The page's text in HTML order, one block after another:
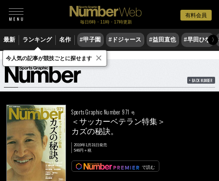
有料会員
毎日6時・11時・17時更新
最新 ランキング 名作 #甲子園 #ドジャース #益田直也 #早田ひな 〉
雑誌 Number 971号
BACK NUMBER
Sports Graphic Number 971 号
＜サッカーベテラン特集＞
カズの秘訣。
2019年1月31日発売
546円＋税
で読む
今人気の記事が競技ごとに探せます ×